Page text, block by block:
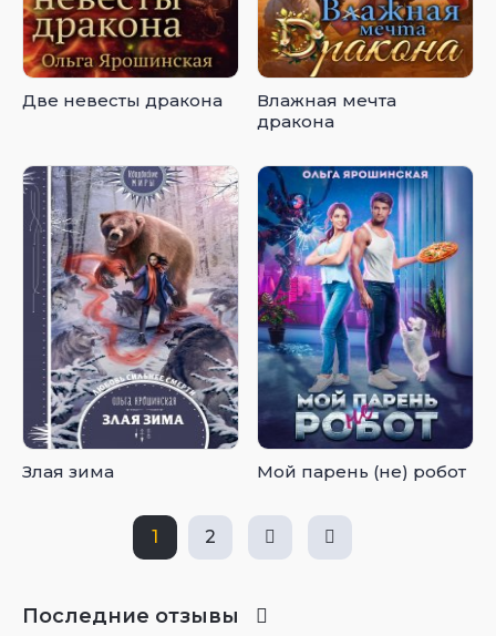
Две невесты дракона
Влажная мечта
дракона
Злая зима Мой парень (не) робот
1 2
Последние отзывы